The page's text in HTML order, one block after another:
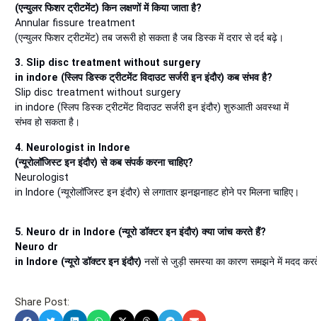
(एन्युलर फिशर ट्रीटमेंट) किन लक्षणों में किया जाता है?
Annular fissure treatment
(एन्युलर फिशर ट्रीटमेंट) तब जरूरी हो सकता है जब डिस्क में दरार से दर्द बढ़े।
3. Slip disc treatment without surgery
in indore (स्लिप डिस्क ट्रीटमेंट विदाउट सर्जरी इन इंदौर) कब संभव है?
Slip disc treatment without surgery
in indore (स्लिप डिस्क ट्रीटमेंट विदाउट सर्जरी इन इंदौर) शुरुआती अवस्था में
संभव हो सकता है।
4. Neurologist in Indore
(न्यूरोलॉजिस्ट इन इंदौर) से कब संपर्क करना चाहिए?
Neurologist
in Indore (न्यूरोलॉजिस्ट इन इंदौर) से लगातार झनझनाहट होने पर मिलना चाहिए।
5. Neuro dr in Indore (न्यूरो डॉक्टर इन इंदौर) क्या जांच करते हैं?
Neuro dr
in Indore (न्यूरो डॉक्टर इन इंदौर) नसों से जुड़ी समस्या का कारण समझने में मदद
Share Post: